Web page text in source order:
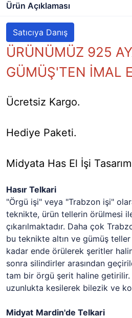
Ürün Açıklaması
Satıcıya Danış
ÜRÜNÜMÜZ 925
GÜMÜŞ'TEN İMAL
Ücretsiz Kargo.
Hediye Paketi.
Midyata Has El İşi
Hasır Telkari
"Örgü işi" veya "Trabzon işi"
teknikte, ürün tellerin örülmesi
çıkarılmaktadır. Daha çok
bu teknikte altın ve gümüş
kadar ende örülerek şeritler
sonra silindirler arasından
tam bir örgü şerit haline
uzunlukta kesilerek bilezik ve
Midyat Mardin'de Telkari